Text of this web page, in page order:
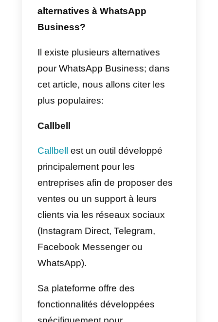
être ouvert sur plus de 4
nombreuses restrictions. C’est
ainsi que les entreprises utilisent
WhatsApp pour offrir un support
populaire, ce n’est pas la seule
alternative que vous pouvez
choisir pour développer votre
activité.
Quelles sont les meilleures
alternatives à WhatsApp
Business?
Il existe plusieurs alternatives